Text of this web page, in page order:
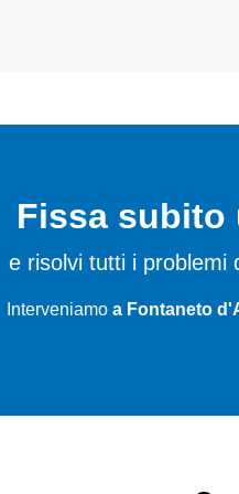
Fissa subito
e risolvi tutti i problemi
Interveniamo a Fontaneto